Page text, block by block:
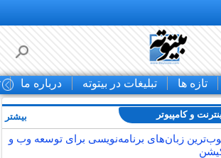
تازه ها تبلیغات در بیتوته درباره ما
و كامپيوتر
زبان‌های برنامه‌نویسی برای توسعه وب و
بیشتر